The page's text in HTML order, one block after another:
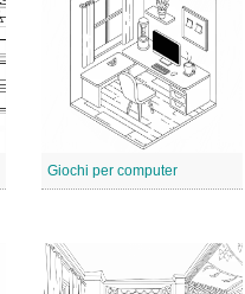
Giochi per computer